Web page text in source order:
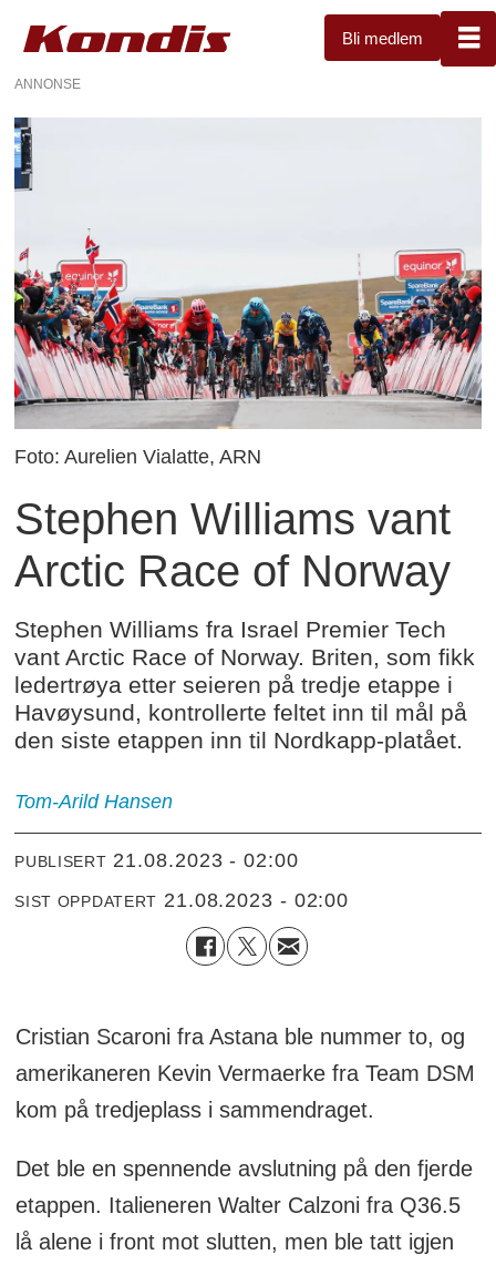
Bli medlem
ANNONSE
Foto: Aurelien Vialatte, ARN
Stephen Williams vant
Arctic Race of Norway
Stephen Williams fra Israel Premier Tech
vant Arctic Race of Norway. Briten, som fikk
ledertrøya etter seieren på tredje etappe i
Havøysund, kontrollerte feltet inn til mål på
den siste etappen inn til Nordkapp-platået.
Tom-Arild Hansen
PUBLISERT 21.08.2023 - 02:00
SIST OPPDATERT 21.08.2023 - 02:00
Cristian Scaroni fra Astana ble nummer to, og
amerikaneren Kevin Vermaerke fra Team DSM
kom på tredjeplass i sammendraget.
Det ble en spennende avslutning på den fjerde
etappen. Italieneren Walter Calzoni fra Q36.5
lå alene i front mot slutten, men ble tatt igjen